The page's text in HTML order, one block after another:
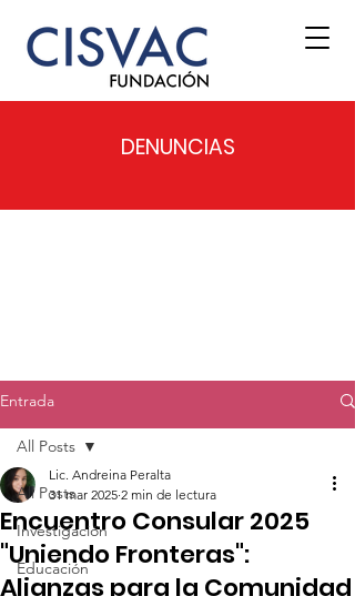
DENUNCIAS
Entrada
All Posts
Investigación
Educación
All Posts
Encuentro Consular 2025
"Uniendo Fronteras":
Alianzas para la Comunidad
Lic. Andreina Peralta
31 mar 2025 2 min de lectura